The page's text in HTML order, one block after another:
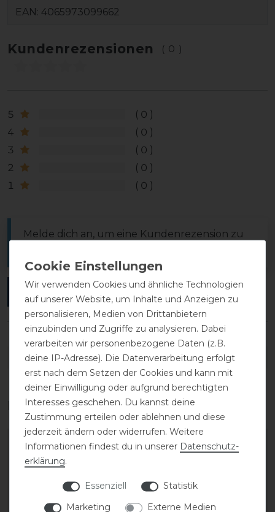
EAN: 4065973099662
Kundenrezensionen (0)
5
0
4
0
3
0
2
0
1
0
Melde dich an, um eine Kundenrezension zu
DETAILS ZUR PRODUKTSICHERHEIT
Das perfekte Zubehör für dich
-20% -20%
Wir verwenden Cookies und ähnliche Technologien
auf unserer Website, um Inhalte und Anzeigen zu
personalisieren, Medien von Drittanbietern
einzubinden und Zugriffe zu analysieren. Dabei
verarbeiten wir personenbezogene Daten (z.B.
deine IP-Adresse). Die Datenverarbeitung erfolgt
erst nach dem Setzen der Cookies und kann mit
deiner Einwilligung oder aufgrund berechtigten
Interesses geschehen. Du kannst deine
Zustimmung erteilen oder ablehnen und diese
jederzeit ändern oder widerrufen. Weitere
Informationen findest du in unserer Daten­schutz­
erklärung.
Essenziell
Statistik
Marketing
Externe Medien